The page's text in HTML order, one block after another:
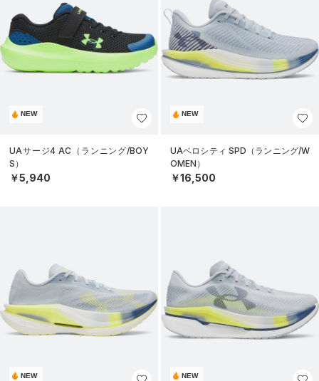
NEW
UAサージ4 AC（ランニング/BOY
S）
￥5,940
NEW
UAベロシティ SPD（ランニング/W
OMEN）
￥16,500
NEW NEW